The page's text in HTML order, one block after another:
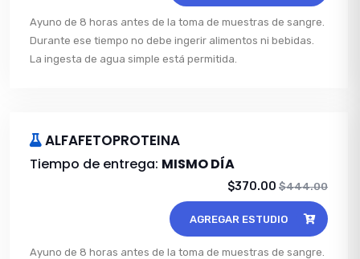
Ayuno de 8 horas antes de la toma de muestras de sangre.
Durante ese tiempo no debe ingerir alimentos ni bebidas.
La ingesta de agua simple está permitida.
ALFAFETOPROTEINA
Tiempo de entrega: MISMO DÍA
$370.00 $444.00
AGREGAR ESTUDIO
Ayuno de 8 horas antes de la toma de muestras de sangre.